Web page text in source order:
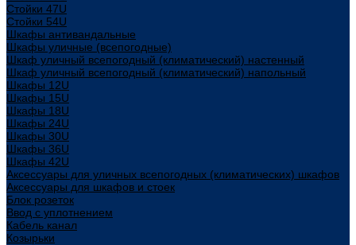
Стойки 47U
Стойки 54U
Шкафы антивандальные
Шкафы уличные (всепогодные)
Шкаф уличный всепогодный (климатический) настенный
Шкаф уличный всепогодный (климатический) напольный
Шкафы 12U
Шкафы 15U
Шкафы 18U
Шкафы 24U
Шкафы 30U
Шкафы 36U
Шкафы 42U
Аксессуары для уличных всепогодных (климатических) шкафов
Аксессуары для шкафов и стоек
Блок розеток
Ввод с уплотнением
Кабель канал
Козырьки